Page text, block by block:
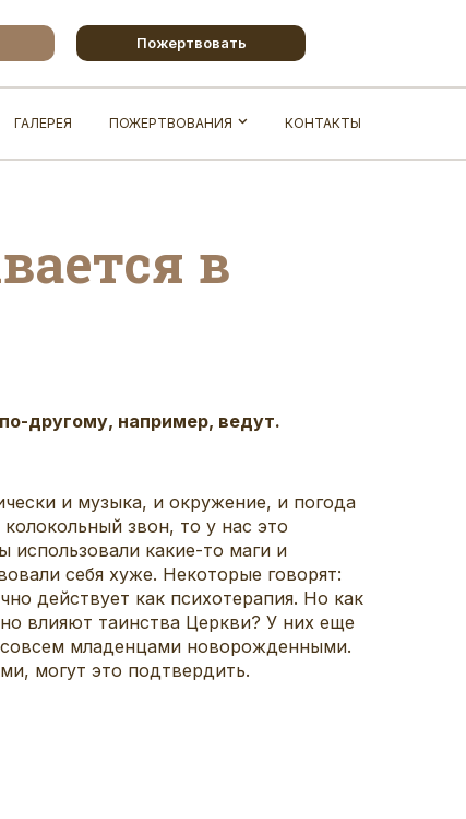
Пожертвовать
ГАЛЕРЕЯ ПОЖЕРТВОВАНИЯ КОНТАКТЫ
в
другому, например, ведут.
и музыка, и окружение, и погода
звон, то у нас это
использовали какие-то маги и
себя хуже. Некоторые говорят:
действует как психотерапия. Но как
влияют таинства Церкви? У них еще
совсем младенцами новорожденными.
могут это подтвердить.